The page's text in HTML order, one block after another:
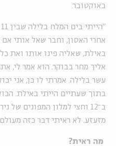
באוקטובר.
אחרי האסון, וחבר שאל אותי אם
באילת, שאליה פינו אותו ואת כל
אליך מחר בבוקר. הוא אמר לי,
עשר בלילה. אמרתי לו כן, אני
בתוך שעתיים הייתי באילת.
ב־12 וחצי למלון המפונים
מזעזע. לא ראיתי דבר כזה
מה ראית?